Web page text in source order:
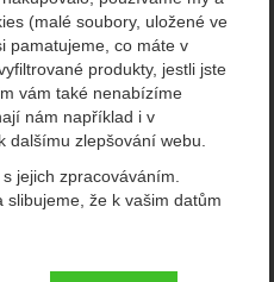
(malé soubory, uložené ve
pamatujeme, co máte v
produkty, jestli jste
vám také nenabízíme
nám například i v
dalšímu zlepšování webu.
jejich zpracováváním.
že k vašim datům
s kategoriemi